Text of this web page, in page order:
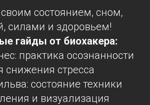
состоянием, сном,
силами и здоровьем!
гайды от биохакера:
практика осознанности
снижения стресса
состояние техники
и визуализация